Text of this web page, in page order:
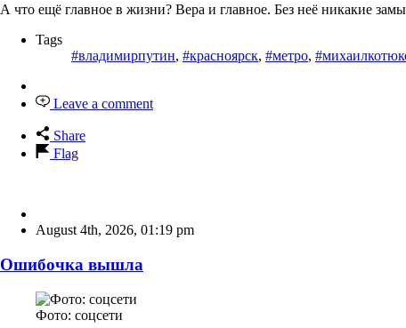
А что ещё главное в жизни? Вера и главное. Без неё никакие
Tags
#владимирпутин, #красноярск, #метро,
Leave a comment
Share
Flag
August 4th, 2026, 01:19 pm
Ошибочка вышла
Фото: соцсети